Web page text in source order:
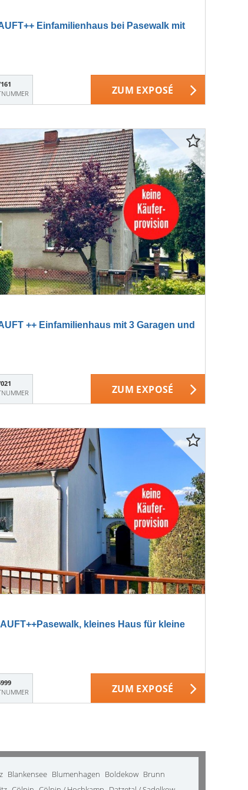
Einfamilienhaus bei Pasewalk mit
ZUM EXPOSÉ
++ Einfamilienhaus mit 3 Garagen und
ZUM EXPOSÉ
kleines Haus für kleine
ZUM EXPOSÉ
Blankensee Blumenhagen Boldekow Brunn